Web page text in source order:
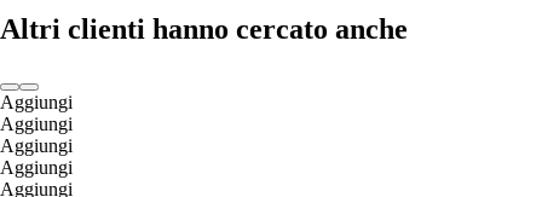
Altri clienti hanno cercato anche
Aggiungi
Aggiungi
Aggiungi
Aggiungi
Aggiungi